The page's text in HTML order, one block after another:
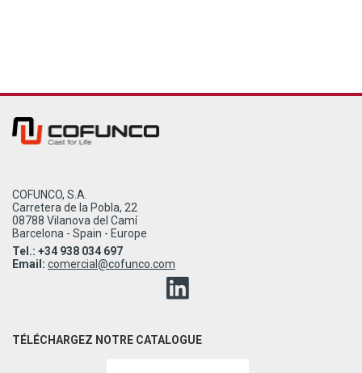
COFUNCO, S.A.
Carretera de la Pobla, 22
08788 Vilanova del Camí
Barcelona - Spain - Europe
Tel.: +34 938 034 697
Email: comercial@cofunco.com
TÉLÉCHARGEZ NOTRE CATALOGUE